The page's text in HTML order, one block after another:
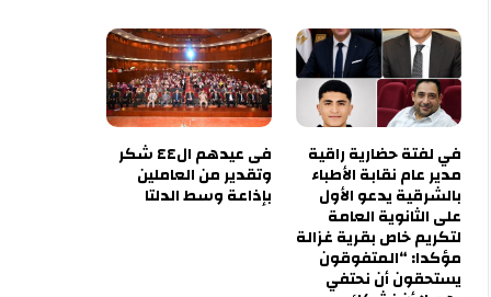
في لفتة حضارية راقية
مدير عام نقابة الأطباء
بالشرقية يدعو الأول
على الثانوية العامة
لتكريم خاص بقرية غزالة
مؤكدا: “المتفوقون
يستحقون أن نحتفي
فى عيدهم ال٤٤ شكر
وتقدير من العاملين
بإذاعة وسط الدلتا